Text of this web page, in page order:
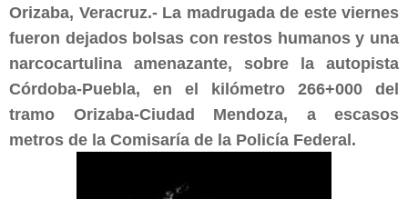
Orizaba, Veracruz.- La madrugada de este viernes
fueron dejados bolsas con restos humanos y una
narcocartulina amenazante, sobre la autopista
Córdoba-Puebla, en el kilómetro 266+000 del
tramo Orizaba-Ciudad Mendoza, a escasos
metros de la Comisaría de la Policía Federal.